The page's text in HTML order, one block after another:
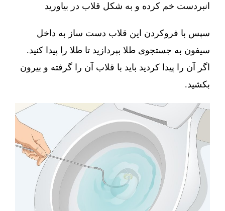
انبردست خم کرده و به شکل قلاب در بیاورید
سپس با فروکردن این قلاب دست ساز به داخل
سیفون به جستجوی طلا بپردازید تا طلا را پیدا کنید.
اگر آن را پیدا کردید باید با قلاب آن را گرفته و بیرون
بکشید.